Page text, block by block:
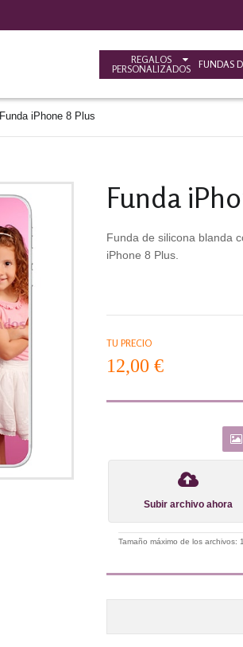
REGALOS
PERSONALIZADOS
FUNDAS
Funda iPhone 8 Plus
Funda
Funda de silicona blanda
iPhone 8 Plus.
TU PRECIO
12,00 €
Subir archivo ahora
Tamaño máximo de los archivos: